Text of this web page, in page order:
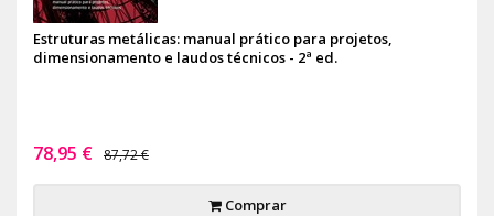
Estruturas metálicas: manual prático para projetos,
dimensionamento e laudos técnicos - 2ª ed.
78,95 € 87,72 €
Comprar